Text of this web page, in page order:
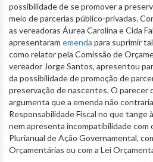
possibilidade de se promover a
meio de parcerias público-privadas.
as vereadoras Áurea Carolina e Cida
apresentaram emenda para suprimir
como relator pela Comissão de
vereador Jorge Santos, apresentou
da possibilidade de promoção de
preservação de nascentes. O parecer
argumenta que a emenda não
Responsabilidade Fiscal no que tange
nem apresenta incompatibilidade com
Plurianual de Ação Governamental,
Orçamentárias ou com a Lei